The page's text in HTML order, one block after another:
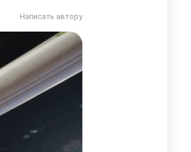
Написать автору